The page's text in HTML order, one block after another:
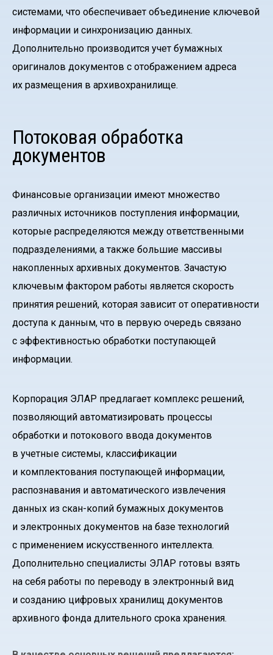
системами, что обеспечивает объединение ключевой
информации и синхронизацию данных.
Дополнительно производится учет бумажных
оригиналов документов с отображением адреса
их размещения в архивохранилище.
Потоковая обработка
документов
Финансовые организации имеют множество
различных источников поступления информации,
которые распределяются между ответственными
подразделениями, а также большие массивы
накопленных архивных документов. Зачастую
ключевым фактором работы является скорость
принятия решений, которая зависит от оперативности
доступа к данным, что в первую очередь связано
с эффективностью обработки поступающей
информации.
Корпорация ЭЛАР предлагает комплекс решений,
позволяющий автоматизировать процессы
обработки и потокового ввода документов
в учетные системы, классификации
и комплектования поступающей информации,
распознавания и автоматического извлечения
данных из скан-копий бумажных документов
и электронных документов на базе технологий
с применением искусственного интеллекта.
Дополнительно специалисты ЭЛАР готовы взять
на себя работы по переводу в электронный вид
и созданию цифровых хранилищ документов
архивного фонда длительного срока хранения.